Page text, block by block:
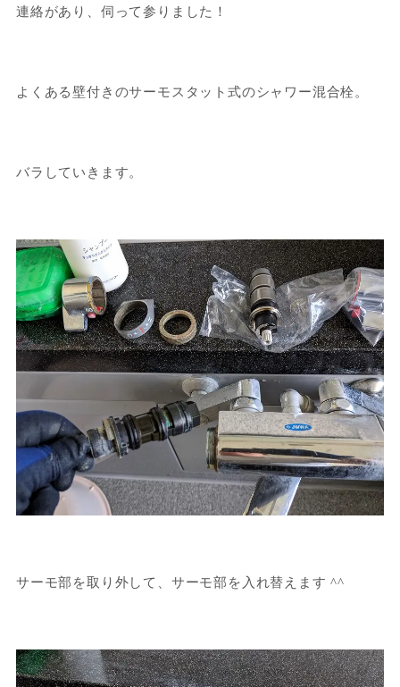
連絡があり、伺って参りました！
よくある壁付きのサーモスタット式のシャワー混合栓。
バラしていきます。
サーモ部を取り外して、サーモ部を入れ替えます ^^